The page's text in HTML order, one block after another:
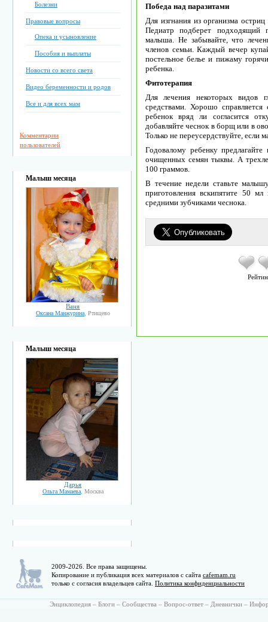
Болезни
Правовые вопросы
Опека и усыновление
Пособия и выплаты
Новости со всего света
Видео беременности и родов
Все и для всех мам
Комментарии
пользователей
Малыш месяца
Ваня
Оксана Манжурина, Ртищево
Малыш месяца
Дарья
Ольга Мамаева, Москва
Победа над паразитами
Для изгнания из организма
Педиатр подберет подходящий
малыша. Не забывайте, что
членов семьи. Каждый вечер
постельное белье и пижаму
ребенка.
Фитотерапия
Для лечения некоторых видов
средствами. Хорошо
ребенок вряд ли согласится
добавляйте чеснок в борщ или в
Только не переусердствуйте,
Годовалому ребенку
очищенных семян тыквы. А
100 граммов.
В течение недели ставьте
приготовления вскипятите 50
средними зубчиками чеснока.
2009-2026. Все права защищены.
Копирование и публикация всех материалов с сайта cafemam.ru
только с согласия владельцев сайта. Политика конфиденциальности
Энциклопедия – Блоги – Сообщества – Вопрос-ответ – Дневнички –